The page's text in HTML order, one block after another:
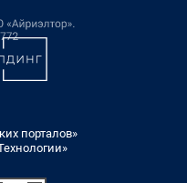
порталов»